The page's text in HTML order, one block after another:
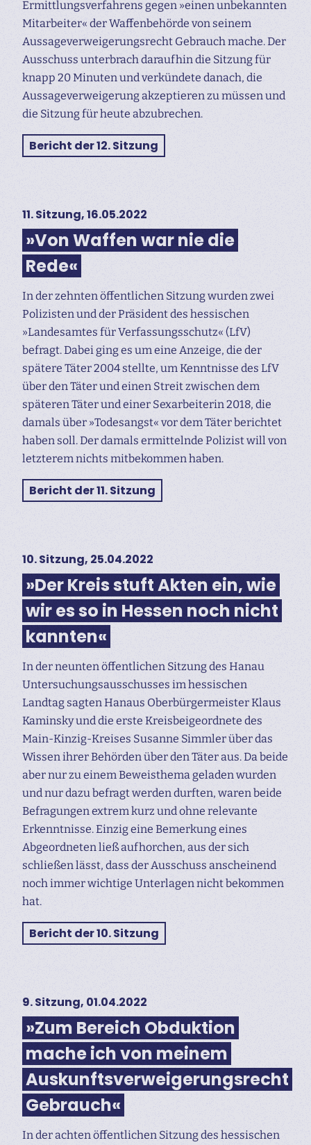
Ermittlungs­verfahrens gegen »einen unbekannten
Mitarbeiter« der Waffenbehörde von seinem
Aussageverweigerungsrecht Gebrauch mache. Der
Ausschuss unterbrach daraufhin die Sitzung für
knapp 20 Minuten und verkündete danach, die
Aussageverweigerung akzeptieren zu müssen und
die Sitzung für heute abzubrechen.
Bericht der 12. Sitzung
11. Sitzung, 16.05.2022
»Von Waffen war nie die
Rede«
In der zehnten öffentlichen Sitzung wurden zwei
Polizisten und der Präsident des hessischen
»Landesamtes für Verfassungsschutz« (LfV)
befragt. Dabei ging es um eine Anzeige, die der
spätere Täter 2004 stellte, um Kenntnisse des LfV
über den Täter und einen Streit zwischen dem
späteren Täter und einer Sexarbeiterin 2018, die
damals über »Todesangst« vor dem Täter berichtet
haben soll. Der damals ermittelnde Polizist will von
letzterem nichts mitbekommen haben.
Bericht der 11. Sitzung
10. Sitzung, 25.04.2022
»Der Kreis stuft Akten ein, wie
wir es so in Hessen noch nicht
kannten«
In der neunten öffentlichen Sitzung des Hanau
Untersuchungs­ausschusses im hessischen
Landtag sagten Hanaus Oberbürgermeister Klaus
Kaminsky und die erste Kreisbeigeordnete des
Main-Kinzig-Kreises Susanne Simmler über das
Wissen ihrer Behörden über den Täter aus. Da beide
aber nur zu einem Beweisthema geladen wurden
und nur dazu befragt werden durften, waren beide
Befragungen extrem kurz und ohne relevante
Erkenntnisse. Einzig eine Bemerkung eines
Abgeordneten ließ aufhorchen, aus der sich
schließen lässt, dass der Ausschuss anscheinend
noch immer wichtige Unterlagen nicht bekommen
hat.
Bericht der 10. Sitzung
9. Sitzung, 01.04.2022
»Zum Bereich Obduktion
mache ich von meinem
Auskunftsverweigerungsrecht
Gebrauch«
In der achten öffentlichen Sitzung des hessischen